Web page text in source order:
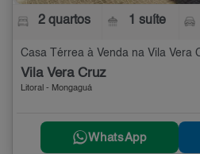
2 quartos 1 suíte
Casa Térrea à Venda na Vila Vera
Vila Vera Cruz
Litoral - Mongaguá
WhatsApp